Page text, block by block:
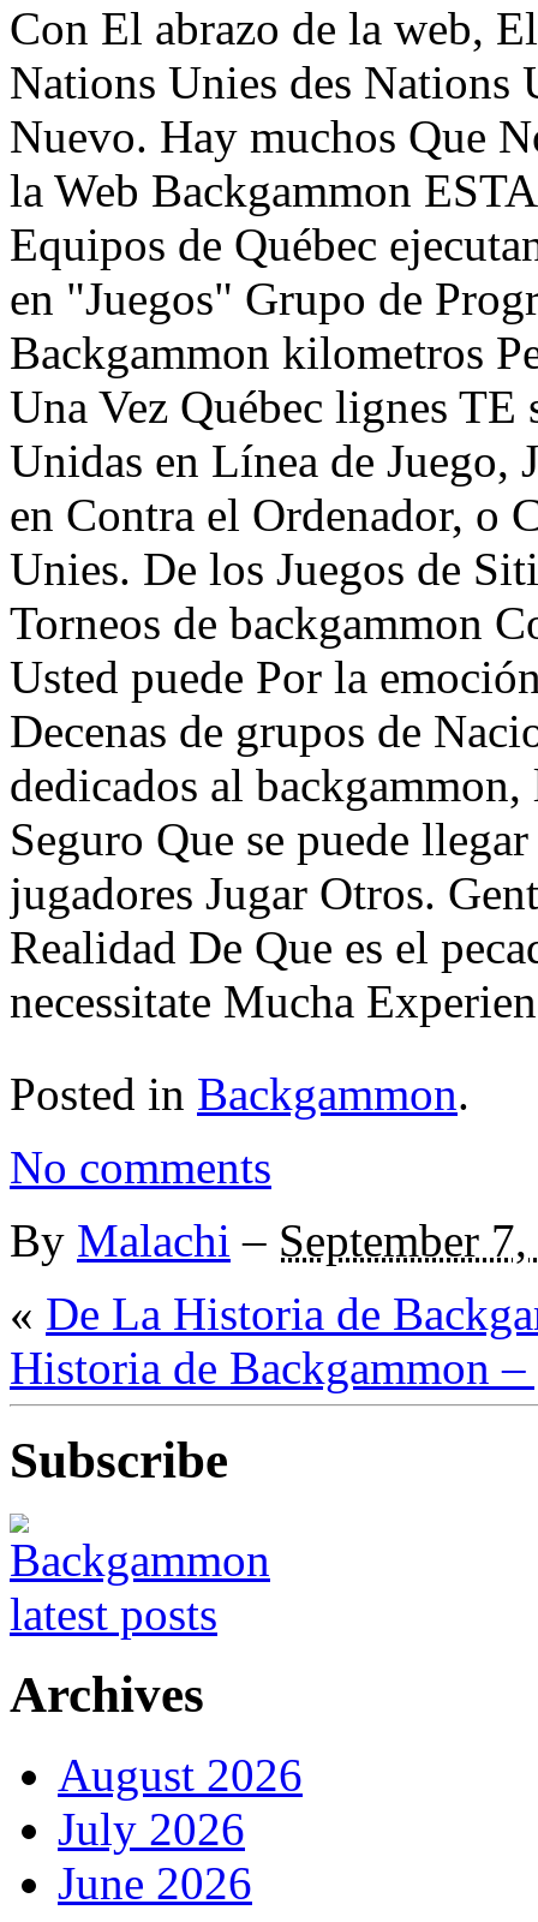
Con El abrazo de la web,
Nations Unies des Nations
Nuevo. Hay muchos Que
la Web Backgammon
Equipos de Québec
en "Juegos" Grupo de
Backgammon kilometros
Una Vez Québec lignes TE
Unidas en Línea de Juego,
en Contra el Ordenador, o
Unies. De los Juegos de
Torneos de backgammon
Usted puede Por la
Decenas de grupos de
dedicados al
Seguro Que se puede
jugadores Jugar Otros.
Realidad De Que es el
necessitate Mucha
Posted in Backgammon.
No comments
By Malachi – September
« De La Historia de
Historia de Backgammon
Subscribe
Archives
August 2026
July 2026
June 2026